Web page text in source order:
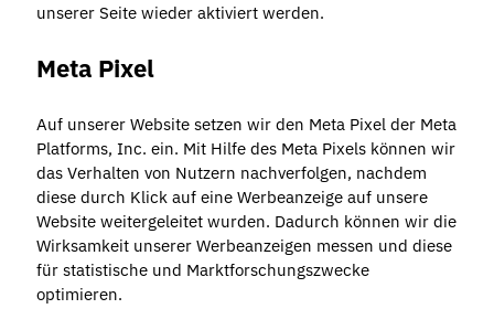
unserer Seite wieder aktiviert werden.
Meta Pixel
Auf unserer Website setzen wir den Meta Pixel der Meta
Platforms, Inc. ein. Mit Hilfe des Meta Pixels können wir
das Verhalten von Nutzern nachverfolgen, nachdem
diese durch Klick auf eine Werbeanzeige auf unsere
Website weitergeleitet wurden. Dadurch können wir die
Wirksamkeit unserer Werbeanzeigen messen und diese
für statistische und Marktforschungszwecke
optimieren.